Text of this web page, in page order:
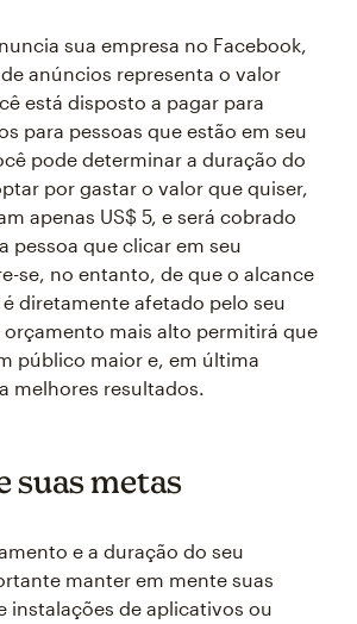
sua empresa no Facebook,
anúncios representa o valor
está disposto a pagar para
para pessoas que estão em seu
pode determinar a duração do
por gastar o valor que quiser,
apenas US$ 5, e será cobrado
pessoa que clicar em seu
se, no entanto, de que o alcance
diretamente afetado pelo seu
mais alto permitirá que
público maior e, em última
melhores resultados.
suas metas
e a duração do seu
manter em mente suas
instalações de aplicativos ou